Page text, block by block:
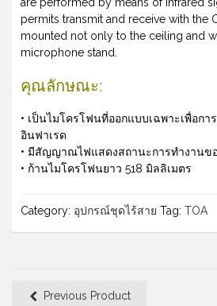
permits transmit and receive with the
mounted not only to the ceiling and
microphone stand.
คุณลักษณะ:
• เป็นไมโครโฟนที่ออกแบบเฉพาะเพื่อ
อินฟาเรด
• มีสัญญาณไฟแสดงสถานะการทำงานข
• ก้านไมโครโฟนยาว 518 มิลลิเมตร
Category: อุปกรณ์ชุดไร้สาย Tag: TOA
Previous Product